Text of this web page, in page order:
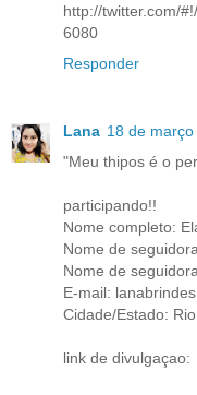
http://twitter.com/
6080
Responder
Lana 18 de
"Meu thipos é o
participando!!
Nome completo:
Nome de
Nome de
E-mail:
Cidade/Estado:
link de divulgaçao: